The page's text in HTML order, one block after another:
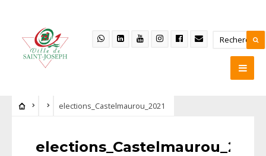
elections_Castelmaurou_2021
elections_Castelmaurou_2021